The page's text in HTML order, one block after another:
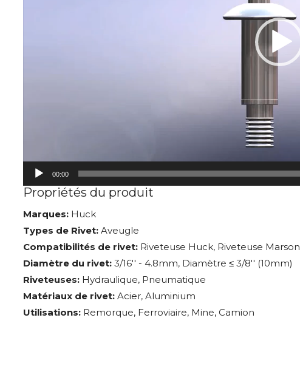
00:00
Propriétés du produit
Marques: Huck
Types de Rivet: Aveugle
Compatibilités de rivet: Riveteuse Huck, Riveteuse Marson
Diamètre du rivet: 3/16'' - 4.8mm, Diamètre ≤ 3/8'' (10mm)
Riveteuses: Hydraulique, Pneumatique
Matériaux de rivet: Acier, Aluminium
Utilisations: Remorque, Ferroviaire, Mine, Camion